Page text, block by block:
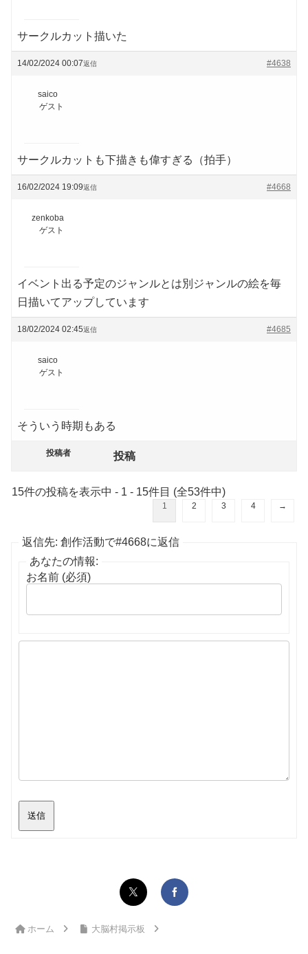
サークルカット描いた
14/02/2024 00:07 #4638
返信
saico
ゲスト
サークルカットも下描きも偉すぎる（拍手）
16/02/2024 19:09 #4668
返信
zenkoba
ゲスト
イベント出る予定のジャンルとは別ジャンルの絵を毎
日描いてアップしています
18/02/2024 02:45 #4685
返信
saico
ゲスト
そういう時期もある
投稿者 投稿
15件の投稿を表示中 - 1 - 15件目 (全53件中)
1 2 3 4 →
返信先: 創作活動で#4668に返信
あなたの情報:
お名前 (必須)
送信
ホーム 大脳村掲示板